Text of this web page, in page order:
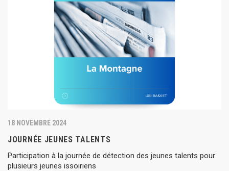
18 NOVEMBRE 2024
JOURNÉE JEUNES TALENTS
Participation à la journée de détection des jeunes talents pour
plusieurs jeunes issoiriens